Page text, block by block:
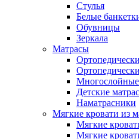
Стулья
Белые
Обувницы
Зеркала
Матрасы
Детские
Наматрасники
Мягкие кровати из
Мягкие
Мягкие